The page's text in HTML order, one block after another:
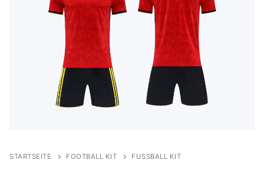
STARTSEITE FOOTBALL KIT FUSSBALL KIT